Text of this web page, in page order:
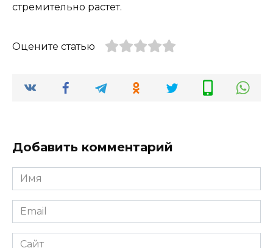
стремительно растет.
Оцените статью
Добавить комментарий
Имя
*
Email
*
Сайт